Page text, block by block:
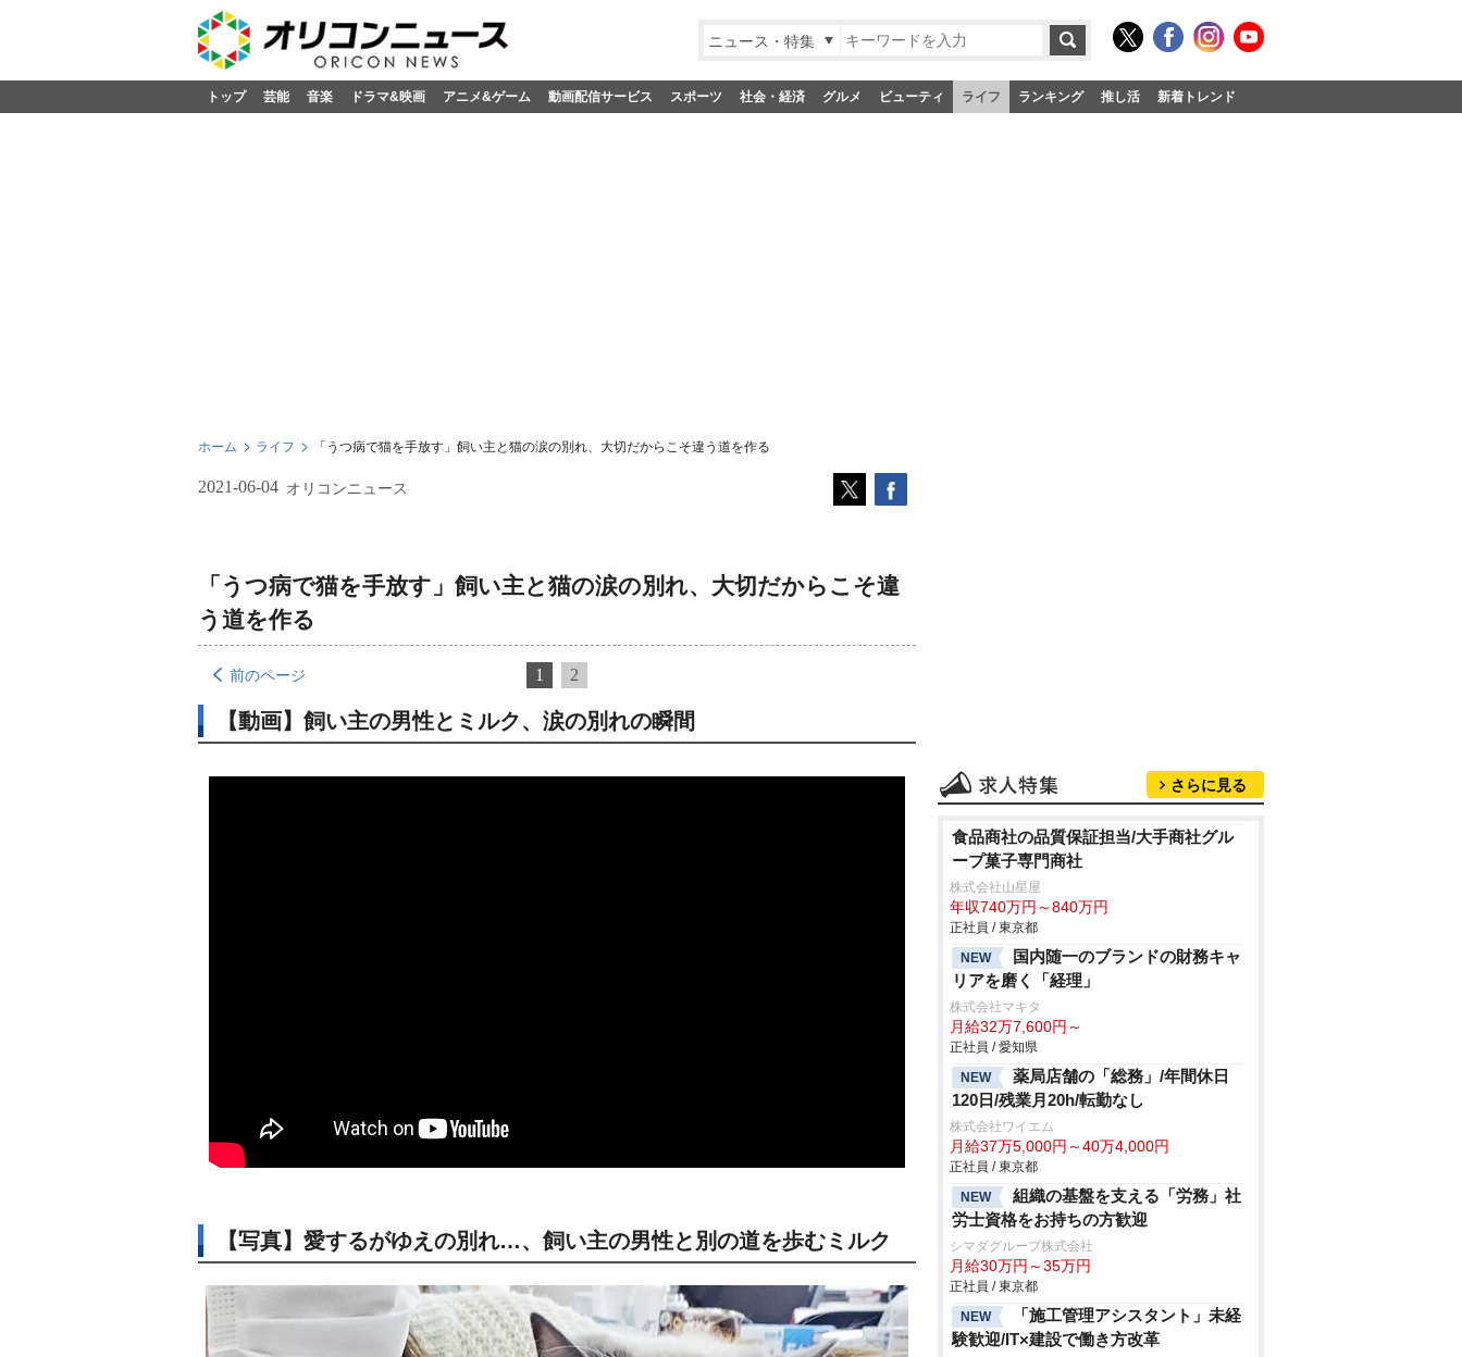
ニュース・特集
トップ 芸能 音楽 ドラマ&映画 アニメ&ゲーム 動画配信サービス スポーツ 社会・経済 グルメ ビューティ ライフ ランキング 推し活 新着トレンド
ホーム ライフ 「うつ病で猫を手放す」飼い主と猫の涙の別れ、大切だからこそ違う道を作る
2021-06-04 オリコンニュース
「うつ病で猫を手放す」飼い主と猫の涙の別れ、大切だからこそ違
う道を作る
前のページ 1 2
【動画】飼い主の男性とミルク、涙の別れの瞬間
【写真】愛するがゆえの別れ…、飼い主の男性と別の道を歩むミルク
さらに見る
食品商社の品質保証担当/大手商社グル
ープ菓子専門商社
株式会社山星屋
年収740万円～840万円
正社員 / 東京都
NEW
国内随一のブランドの財務キャ
リアを磨く「経理」
株式会社マキタ
月給32万7,600円～
正社員 / 愛知県
NEW
薬局店舗の「総務」/年間休日
120日/残業月20h/転勤なし
株式会社ワイエム
月給37万5,000円～40万4,000円
正社員 / 東京都
NEW
組織の基盤を支える「労務」社
労士資格をお持ちの方歓迎
シマダグループ株式会社
月給30万円～35万円
正社員 / 東京都
NEW
「施工管理アシスタント」未経
験歓迎/IT×建設で働き方改革